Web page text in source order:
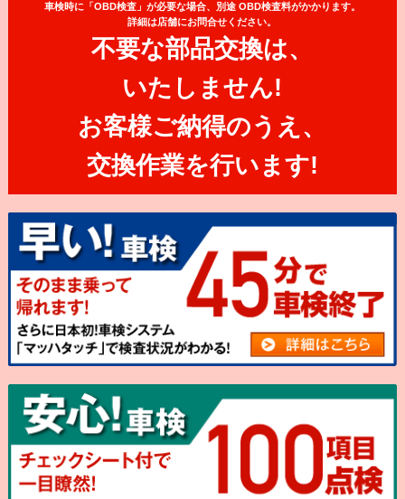
車検時に「OBD検査」が必要な場合、別途 OBD検査料がかかります。
詳細は店舗にお問合せください。
不要な部品交換は、
いたしません!
お客様ご納得のうえ、
交換作業を行います!